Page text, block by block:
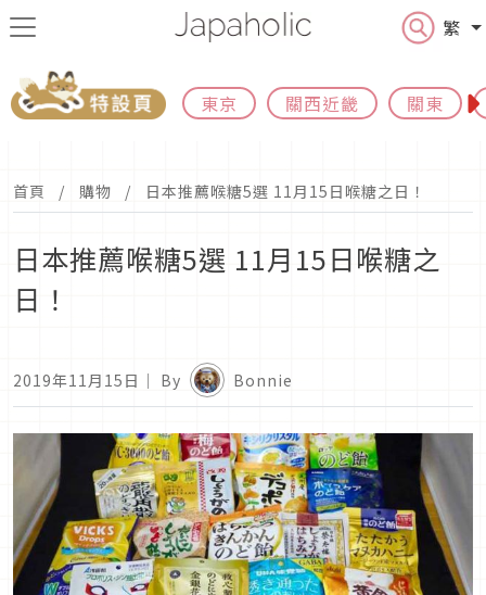
繁
東京 關西近畿 關東
首頁 購物 日本推薦喉糖5選 11月15日喉糖之日！
日本推薦喉糖5選 11月15日喉糖之
日！
2019年11月15日 ｜ By Bonnie